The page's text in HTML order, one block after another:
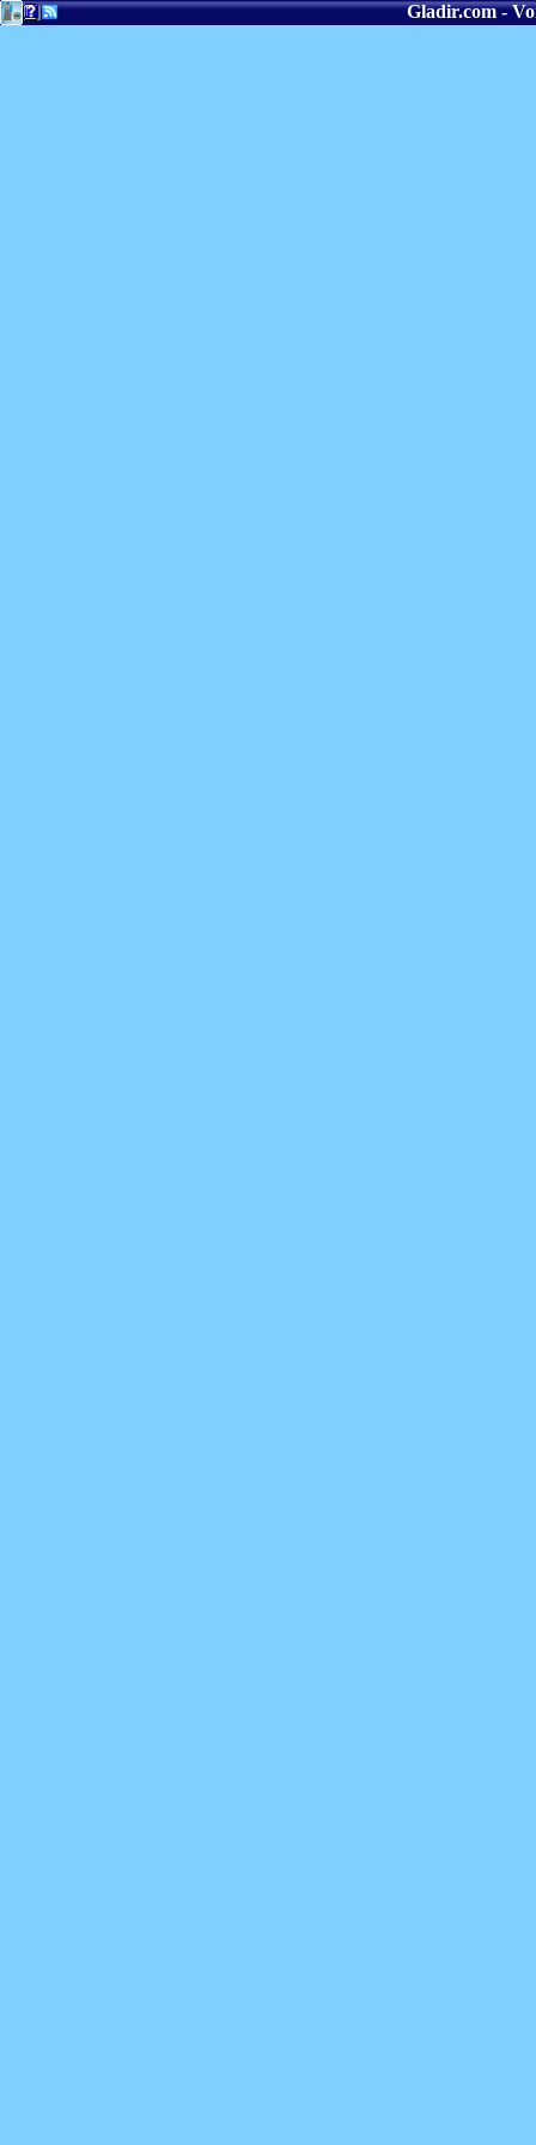
Gladir.com -